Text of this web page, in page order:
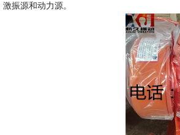
激振源和动力源。